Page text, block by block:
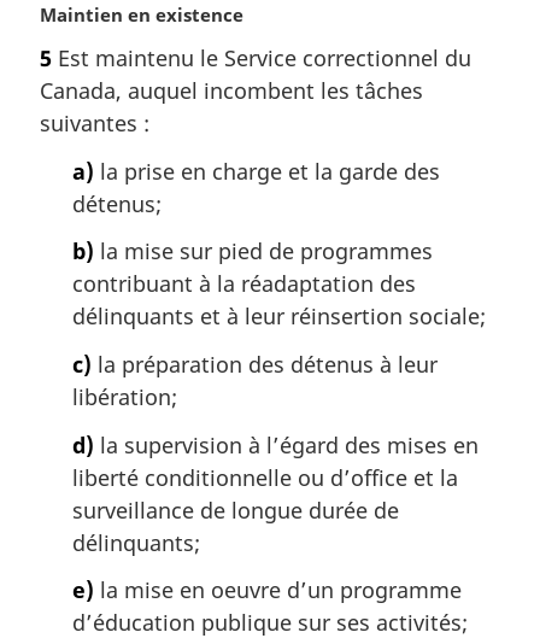
N
t
e
m
Maintien en existence
5 Est maintenu le Service correctionnel du
Canada, auquel incombent les tâches
suivantes :
a) la prise en charge et la garde des
détenus;
b) la mise sur pied de programmes
contribuant à la réadaptation des
délinquants et à leur réinsertion sociale;
c) la préparation des détenus à leur
libération;
d) la supervision à l’égard des mises en
liberté conditionnelle ou d’office et la
surveillance de longue durée de
délinquants;
e) la mise en oeuvre d’un programme
d’éducation publique sur ses activités;